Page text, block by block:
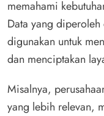
memahami
Data yang
digunakan untuk
dan menciptakan
Misalnya,
yang lebih relevan,